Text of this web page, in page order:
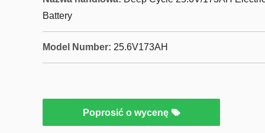
Battery
Model Number: 25.6V173AH
Poprosić o wycenę